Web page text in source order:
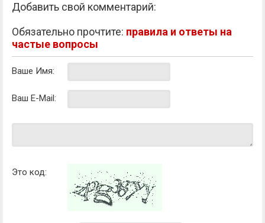
Добавить свой комментарий:
Обязательно прочтите: правила и ответы на
частые вопросы
Ваше Имя:
Ваш E-Mail:
Это код: